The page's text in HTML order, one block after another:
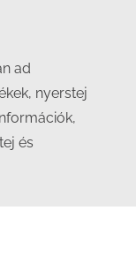
ad
nyerstej
és